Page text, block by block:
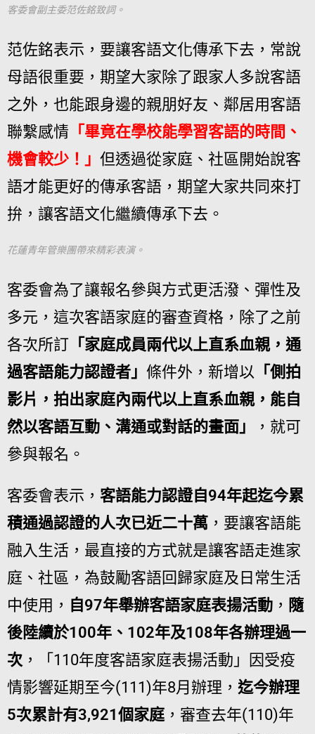
客委會副主委范佐銘致詞。
范佐銘表示，要讓客語文化傳承下去，常說
母語很重要，期望大家除了跟家人多說客語
之外，也能跟身邊的親朋好友、鄰居用客語
聯繫感情 「畢竟在學校能學習客語的時間、
機會較少！」 但透過從家庭、社區開始說客
語才能更好的傳承客語，期望大家共同來打
拚，讓客語文化繼續傳承下去。
花蓮青年管樂團帶來精彩表演。
客委會為了讓報名參與方式更活潑、彈性及
多元，這次客語家庭的審查資格，除了之前
各次所訂 「家庭成員兩代以上直系血親，通
過客語能力認證者」 條件外，新增以 「側拍
影片，拍出家庭內兩代以上直系血親，能自
然以客語互動、溝通或對話的畫面」
，就可
參與報名。
客委會表示， 客語能力認證自94年起迄今累
積通過認證的人次已近二十萬 ，要讓客語能
融入生活，最直接的方式就是讓客語走進家
庭、社區，為鼓勵客語回歸家庭及日常生活
中使用， 自97年舉辦客語家庭表揚活動 ， 隨
後陸續於100年、102年及108年各辦理過一
次 ，「110年度客語家庭表揚活動」因受疫
情影響延期至今(111)年8月辦理， 迄今辦理
5次累計有3,921個家庭，審查去年(110)年